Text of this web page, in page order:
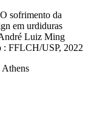
sofrimento da
em urdiduras
Luiz Ming
FFLCH/USP, 2022